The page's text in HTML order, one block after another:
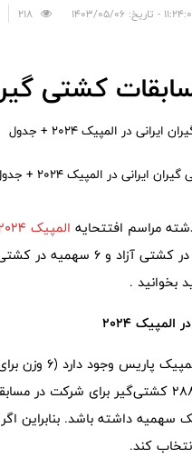
کشتی گیران
در المپیک 2024 + جدول
مراسم افتتحایه المپیک 2024
کشتی که شامل 5 سهمیه
۲۰۲۴
خواهد داشت. در مجموع، ۲۸۸
سهمیه داشته باشد. بنابراین